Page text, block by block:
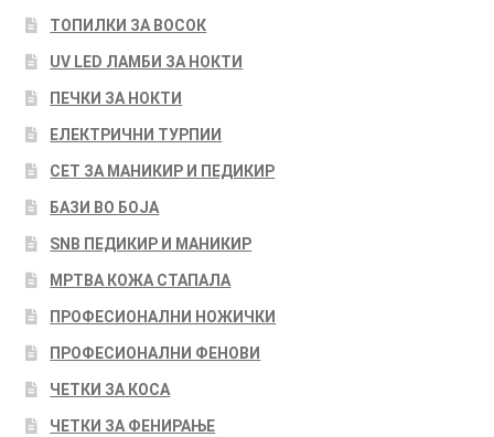
ТОПИЛКИ ЗА ВОСОК
UV LED ЛАМБИ ЗА НОКТИ
ПЕЧКИ ЗА НОКТИ
ЕЛЕКТРИЧНИ ТУРПИИ
СЕТ ЗА МАНИКИР И ПЕДИКИР
БАЗИ ВО БОЈА
SNB ПЕДИКИР И МАНИКИР
МРТВА КОЖА СТАПАЛА
ПРОФЕСИОНАЛНИ НОЖИЧКИ
ПРОФЕСИОНАЛНИ ФЕНОВИ
ЧЕТКИ ЗА КОСА
ЧЕТКИ ЗА ФЕНИРАЊЕ